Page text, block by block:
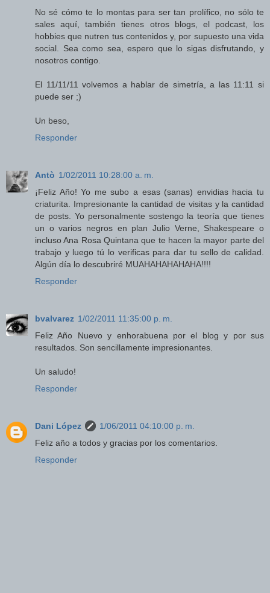
No sé cómo te lo montas para ser tan prolífico, no sólo te
sales aquí, también tienes otros blogs, el podcast, los
hobbies que nutren tus contenidos y, por supuesto una vida
social. Sea como sea, espero que lo sigas disfrutando, y
nosotros contigo.
El 11/11/11 volvemos a hablar de simetría, a las 11:11 si
puede ser ;)
Un beso,
Responder
Antò 1/02/2011 10:28:00 a. m.
¡Feliz Año! Yo me subo a esas (sanas) envidias hacia tu
criaturita. Impresionante la cantidad de visitas y la cantidad
de posts. Yo personalmente sostengo la teoría que tienes
un o varios negros en plan Julio Verne, Shakespeare o
incluso Ana Rosa Quintana que te hacen la mayor parte del
trabajo y luego tú lo verificas para dar tu sello de calidad.
Algún día lo descubriré MUAHAHAHAHAHA!!!!
Responder
bvalvarez 1/02/2011 11:35:00 p. m.
Feliz Año Nuevo y enhorabuena por el blog y por sus
resultados. Son sencillamente impresionantes.
Un saludo!
Responder
Dani López
1/06/2011 04:10:00 p. m.
Feliz año a todos y gracias por los comentarios.
Responder